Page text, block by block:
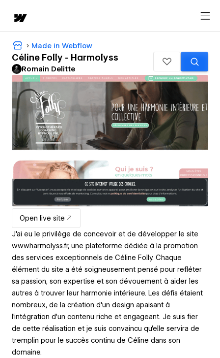
Made in Webflow
Céline Folly - Harmolyss
Romain Delitte
Open live site
J'ai eu le privilège de concevoir et de développer le site
www.harmolyss.fr, une plateforme dédiée à la promotion
des services exceptionnels de Céline Folly. Chaque
élément du site a été soigneusement pensé pour refléter
sa passion, son expertise et son dévouement à aider les
autres à trouver leur harmonie intérieure. Les défis étaient
nombreux, de la création d'un design apaisant à
l'intégration d'un contenu riche et engageant. Je suis fier
de cette réalisation et je suis convaincu qu'elle servira de
tremplin pour le succès continu de Céline dans son
domaine.